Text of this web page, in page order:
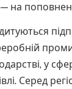
на
у
Серед